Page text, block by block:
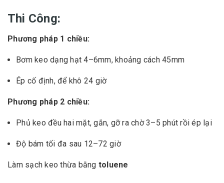
Thi Công:
Phương pháp 1 chiều:
Bơm keo dạng hạt 4–6mm, khoảng cách 45mm
Ép cố định, để khô 24 giờ
Phương pháp 2 chiều:
Phủ keo đều hai mặt, gắn, gỡ ra chờ 3–5 phút rồi ép lại
Độ bám tối đa sau 12–72 giờ
Làm sạch keo thừa bằng toluene